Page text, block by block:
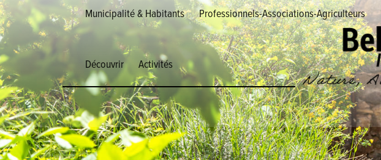
Municipalité & Habitants Professionnels-Associations-Agriculteurs
Découvrir Activités